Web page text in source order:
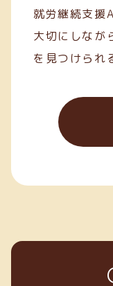
就労継続支援
大切にしなが
を見つけられ